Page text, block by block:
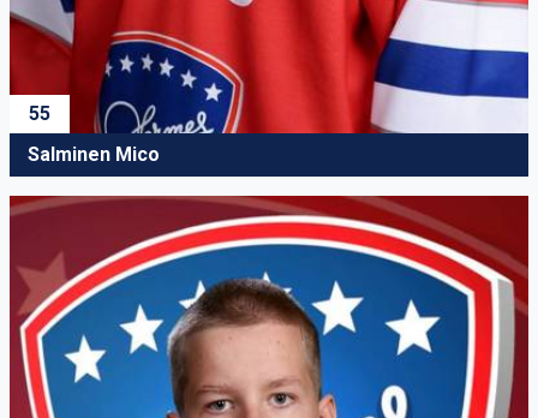
55
Salminen Mico